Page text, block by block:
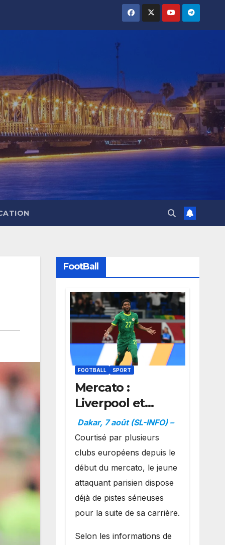
FootBall
FOOTBALL SPORT
Mercato :
Liverpool et
Dortmund se
positionnent en
favoris pour
recruter Ibrahim
Mbaye
Dakar, 7 août (SL-INFO) –
Courtisé par plusieurs
clubs européens depuis le
début du mercato, le jeune
attaquant parisien dispose
déjà de pistes sérieuses
pour la suite de sa carrière.
Selon les informations de